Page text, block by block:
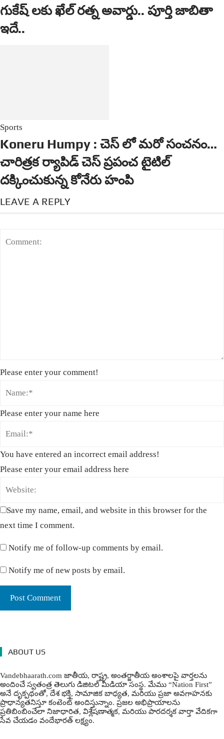
గుకేష్ లకు ఖేల్ రత్న అవార్డు.. పూర్తి జాబితా
ఇదే..
Sports
Koneru Humpy : చెస్ లో మరో సంచనం…
చారిత్రక ర్యాపిడ్ చెస్ ప్రపంచ టైటిల్
దక్కించుకున్న కోనేరు హంపి
LEAVE A REPLY
Please enter your comment!
Please enter your name here
You have entered an incorrect email address!
Please enter your email address here
Save my name, email, and website in this browser for the
next time I comment.
Notify me of follow-up comments by email.
Notify me of new posts by email.
ABOUT US
Vandebhaarath.com జాతీయ, రాష్ట్ర, అంతర్జాతీయ అంశాలపై వార్తలను
అందించే స్వతంత్ర తెలుగు డిజిటల్ మీడియా సంస్థ. మేము “Nation First”
అనే దృక్పథంతో, దేశ భక్తి, సామాజిక బాధ్యత, మరియు ప్రజా అవగాహనకు
ప్రాధాన్యతనిస్తూ కంటెంట్ అందిస్తున్నాం. ప్రజల అభిప్రాయాలను
ప్రతిబింబించేలా నిజాధారిత, విశ్లేషణాత్మక, మరియు పారదర్శక వార్తా వేదికగా
సేవ చేయడం వందేభార‌త్ ల‌క్ష్యం.